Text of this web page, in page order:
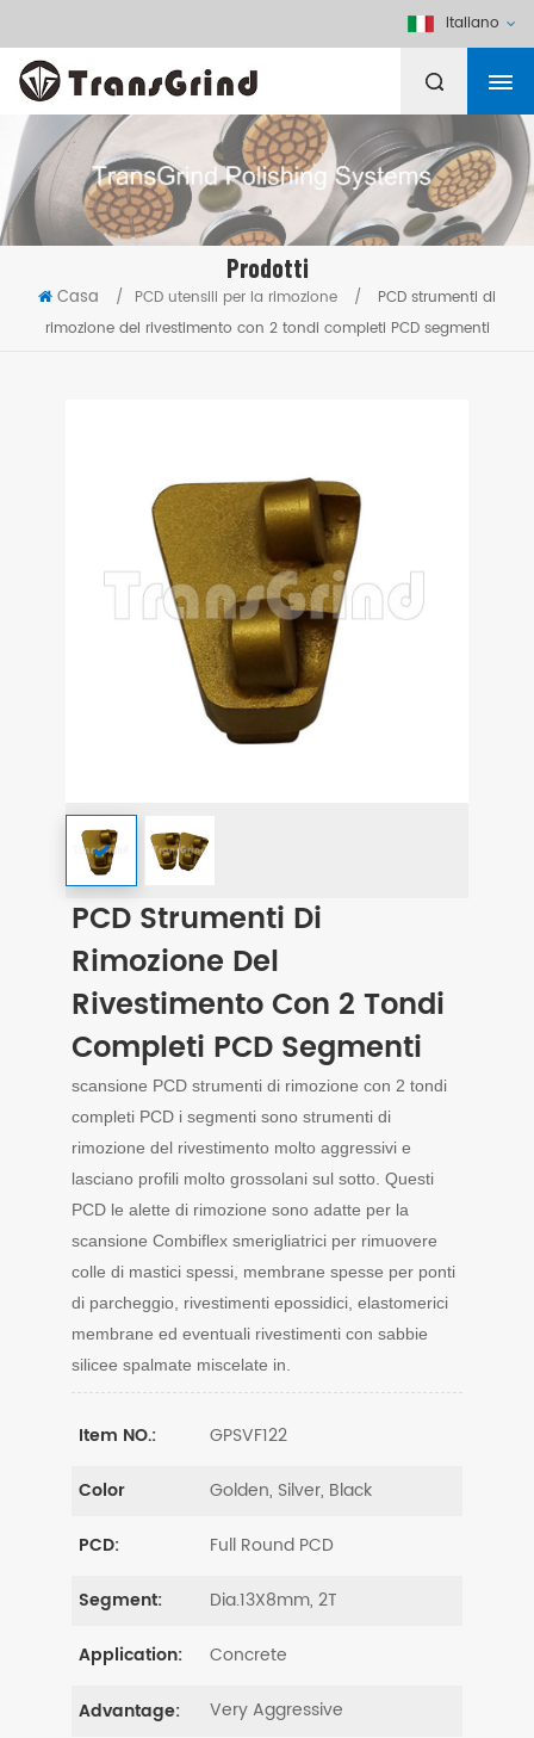
Italiano
Prodotti
Casa / PCD utensili per la rimozione /
PCD strumenti di
rimozione del rivestimento con 2 tondi completi PCD segmenti
PCD Strumenti Di
Rimozione Del
Rivestimento Con 2 Tondi
Completi PCD Segmenti
scansione PCD strumenti di rimozione con 2 tondi
completi PCD i segmenti sono strumenti di
rimozione del rivestimento molto aggressivi e
lasciano profili molto grossolani sul sotto. Questi
PCD le alette di rimozione sono adatte per la
scansione Combiflex smerigliatrici per rimuovere
colle di mastici spessi, membrane spesse per ponti
di parcheggio, rivestimenti epossidici, elastomerici
membrane ed eventuali rivestimenti con sabbie
silicee spalmate miscelate in.
Item NO.: GPSVF122
Color Golden, Silver, Black
PCD: Full Round PCD
Segment: Dia.13X8mm, 2T
Application: Concrete
Advantage: Very Aggressive